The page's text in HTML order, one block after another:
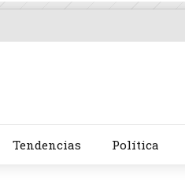
Tendencias Política